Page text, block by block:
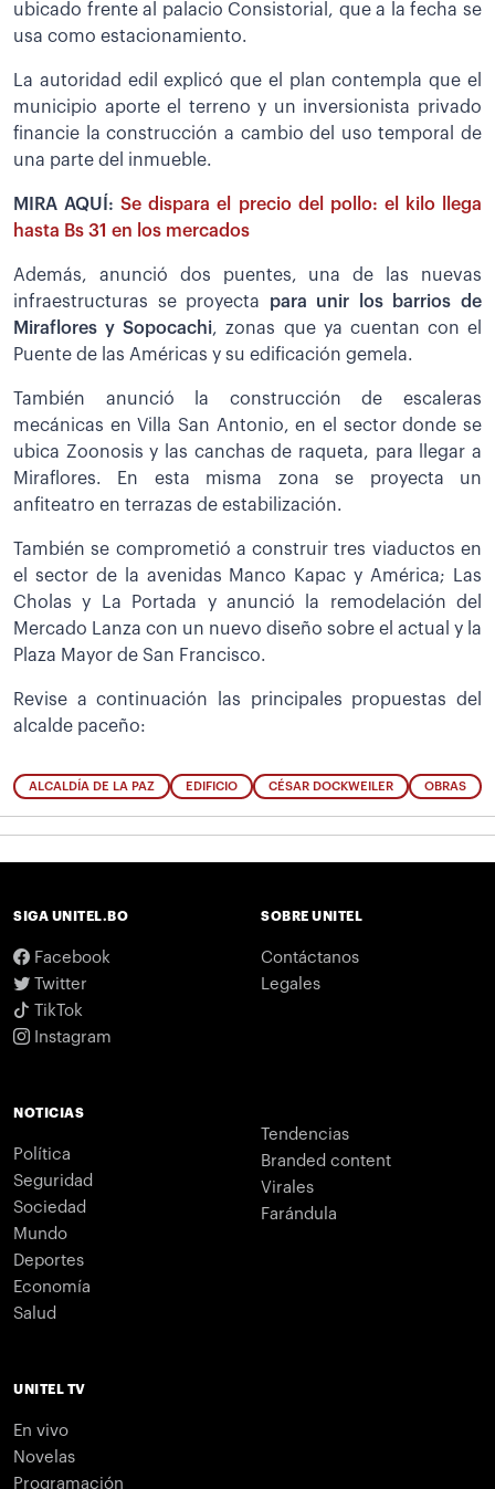
ubicado frente al palacio Consistorial, que a la fecha se
usa como estacionamiento.
La autoridad edil explicó que el plan contempla que el
municipio aporte el terreno y un inversionista privado
financie la construcción a cambio del uso temporal de
una parte del inmueble.
MIRA AQUÍ:Se dispara el precio del pollo: el kilo llega
hasta Bs 31 en los mercados
Además, anunció dos puentes, una de las nuevas
infraestructuras se proyecta para unir los barrios de
Miraflores y Sopocachi, zonas que ya cuentan con el
Puente de las Américas y su edificación gemela.
También anunció la construcción de escaleras
mecánicas en Villa San Antonio, en el sector donde se
ubica Zoonosis y las canchas de raqueta, para llegar a
Miraflores. En esta misma zona se proyecta un
anfiteatro en terrazas de estabilización.
También se comprometió a construir tres viaductos en
el sector de la avenidas Manco Kapac y América; Las
Cholas y La Portada y anunció la remodelación del
Mercado Lanza con un nuevo diseño sobre el actual y la
Plaza Mayor de San Francisco.
Revise a continuación las principales propuestas del
alcalde paceño:
ALCALDÍA DE LA PAZ EDIFICIO CÉSAR DOCKWEILER OBRAS
SIGA UNITEL.BO
Facebook
Twitter
TikTok
Instagram
SOBRE UNITEL
Contáctanos
Legales
NOTICIAS
Política
Seguridad
Sociedad
Mundo
Deportes
Economía
Salud
Tendencias
Branded content
Virales
Farándula
UNITEL TV
En vivo
Novelas
Programación